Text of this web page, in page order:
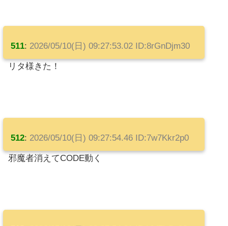
511: 2026/05/10(日) 09:27:53.02 ID:8rGnDjm30
リタ様きた！
512: 2026/05/10(日) 09:27:54.46 ID:7w7Kkr2p0
邪魔者消えてCODE動く